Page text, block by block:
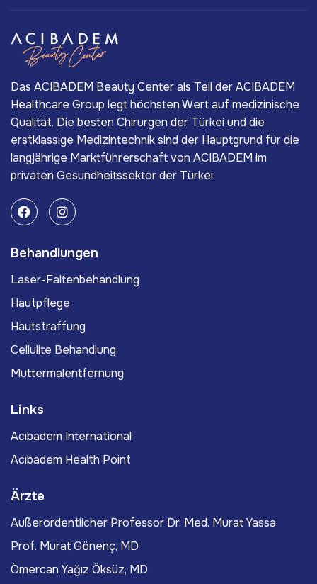
Das ACIBADEM Beauty Center als Teil der ACIBADEM
Healthcare Group legt höchsten Wert auf medizinische
Qualität. Die besten Chirurgen der Türkei und die
erstklassige Medizintechnik sind der Hauptgrund für die
langjährige Marktführerschaft von ACIBADEM im
privaten Gesundheitssektor der Türkei.
Behandlungen
Laser-Faltenbehandlung
Hautpflege
Hautstraffung
Cellulite Behandlung
Muttermalentfernung
Links
Acıbadem International
Acıbadem Health Point
Ärzte
Außerordentlicher Professor Dr. Med. Murat Yassa
Prof. Murat Gönenç, MD
Ömercan Yağız Öksüz, MD